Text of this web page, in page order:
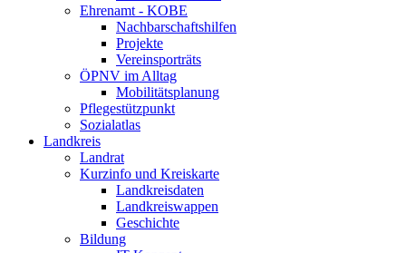
Ehrenamt - KOBE
Nachbarschaftshilfen
Projekte
Vereinsporträts
ÖPNV im Alltag
Mobilitätsplanung
Pflegestützpunkt
Sozialatlas
Landkreis
Landrat
Kurzinfo und Kreiskarte
Landkreisdaten
Landkreiswappen
Geschichte
Bildung